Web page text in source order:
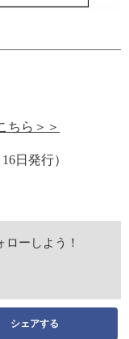
ちら＞＞
日発行）
ローしよう！
シェアする